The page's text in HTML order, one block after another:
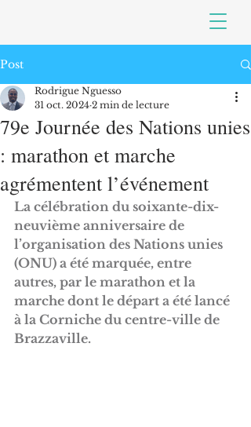
Post
79e Journée des Nations unies
: marathon et marche
agrémentent l’événement
Rodrigue Nguesso
31 oct. 2024 2 min de lecture
La célébration du soixante-dix-
neuvième anniversaire de
l’organisation des Nations unies
(ONU) a été marquée, entre
autres, par le marathon et la
marche dont le départ a été lancé
à la Corniche du centre-ville de
Brazzaville.